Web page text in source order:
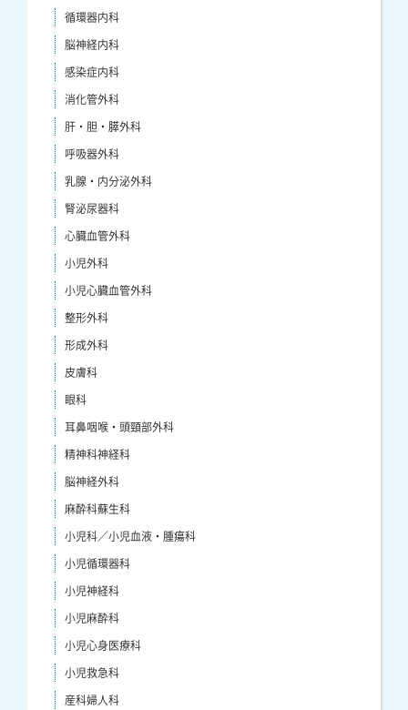
循環器内科
脳神経内科
感染症内科
消化管外科
肝・胆・膵外科
呼吸器外科
乳腺・内分泌外科
腎泌尿器科
心臓血管外科
小児外科
小児心臓血管外科
整形外科
形成外科
皮膚科
眼科
耳鼻咽喉・頭頸部外科
精神科神経科
脳神経外科
麻酔科蘇生科
小児科／小児血液・腫瘍科
小児循環器科
小児神経科
小児麻酔科
小児心身医療科
小児救急科
産科婦人科